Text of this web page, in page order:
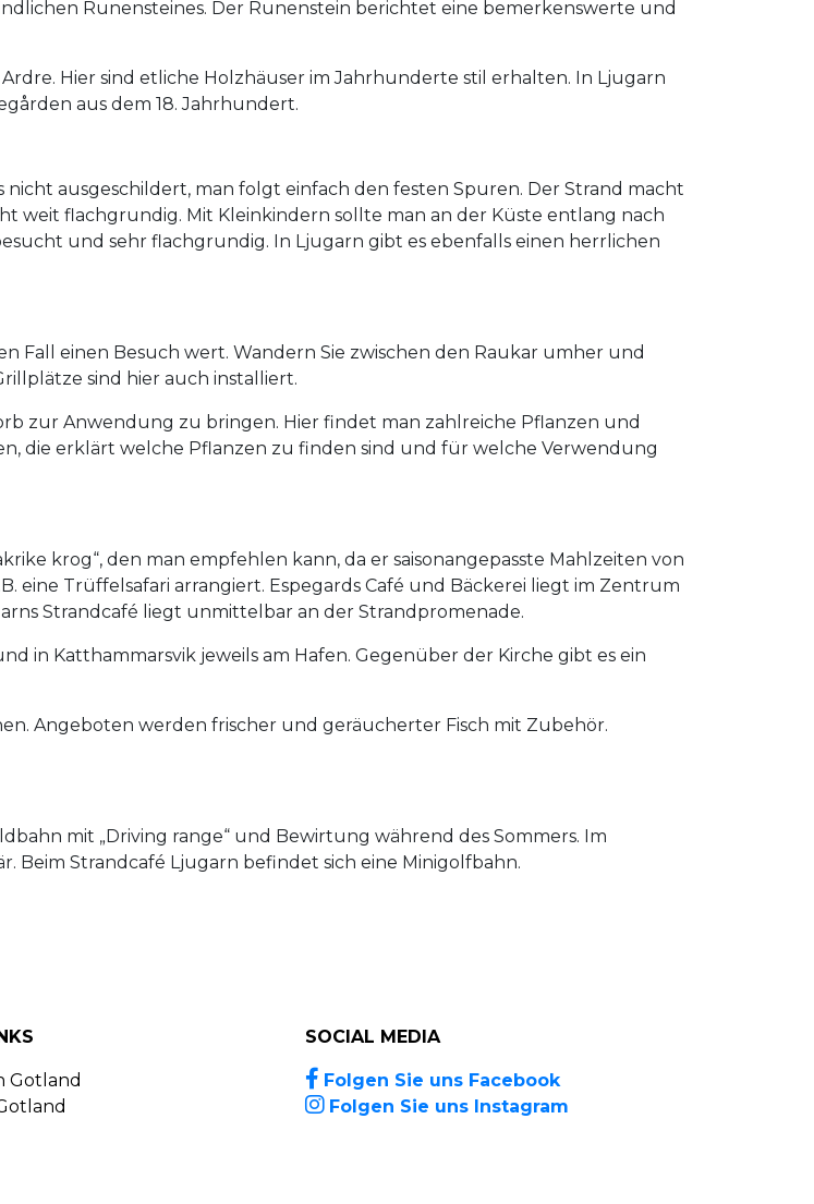
Runensteines. Der Runenstein berichtet eine bemerkenswerte und
Hier sind etliche Holzhäuser im Jahrhunderte stil erhalten. In Ljugarn
aus dem 18. Jahrhundert.
ausgeschildert, man folgt einfach den festen Spuren. Der Strand macht
weit flachgrundig. Mit Kleinkindern sollte man an der Küste entlang nach
und sehr flachgrundig. In Ljugarn gibt es ebenfalls einen herrlichen
Fall einen Besuch wert. Wandern Sie zwischen den Raukar umher und
sind hier auch installiert.
zur Anwendung zu bringen. Hier findet man zahlreiche Pflanzen und
die erklärt welche Pflanzen zu finden sind und für welche Verwendung
krog“, den man empfehlen kann, da er saisonangepasste Mahlzeiten von
eine Trüffelsafari arrangiert. Espegards Café und Bäckerei liegt im Zentrum
Strandcafé liegt unmittelbar an der Strandpromenade.
in Katthammarsvik jeweils am Hafen. Gegenüber der Kirche gibt es ein
Angeboten werden frischer und geräucherter Fisch mit Zubehör.
mit „Driving range“ und Bewirtung während des Sommers. Im
Beim Strandcafé Ljugarn befindet sich eine Minigolfbahn.
Gotland
SOCIAL MEDIA
Folgen Sie uns Facebook
Folgen Sie uns Instagram